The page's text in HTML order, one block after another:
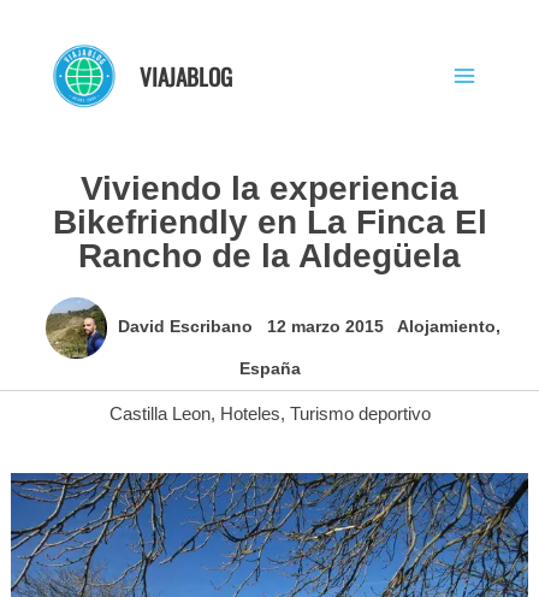
contenido
VIAJABLOG
Viviendo la experiencia
Bikefriendly en La Finca El
Rancho de la Aldegüela
David Escribano 12 marzo 2015 Alojamiento,
España
Castilla Leon, Hoteles, Turismo deportivo